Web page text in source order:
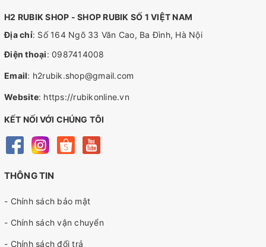
H2 RUBIK SHOP - SHOP RUBIK SỐ 1 VIỆT NAM
Địa chỉ: Số 164 Ngõ 33 Văn Cao, Ba Đình, Hà Nội
Điện thoại: 0987414008
Email: h2rubik.shop@gmail.com
Website: https://rubikonline.vn
KẾT NỐI VỚI CHÚNG TÔI
THÔNG TIN
- Chính sách bảo mật
- Chính sách vận chuyển
- Chính sách đổi trả